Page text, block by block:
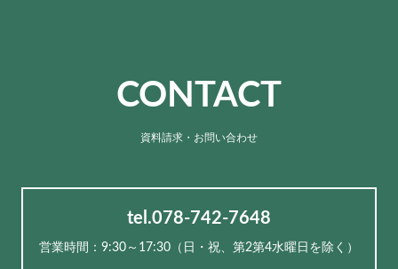
CONTACT
資料請求・お問い合わせ
tel.078-742-7648
営業時間：9:30～17:30（⽇・祝、第2第4水曜日を除く）